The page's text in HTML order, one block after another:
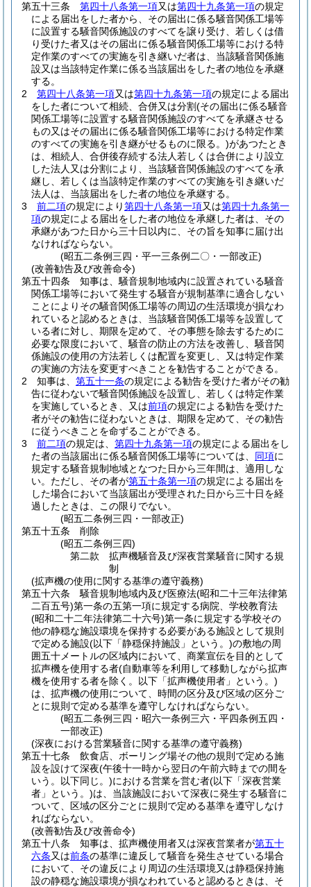
第五十三条
第四十八条第一項又は第四十九条第一項の規定
による届出をした者から、その届出に係る騒音関係工場等
に設置する騒音関係施設のすべてを譲り受け、若しくは借
り受けた者又はその届出に係る騒音関係工場等における特
定作業のすべての実施を引き継いだ者は、当該騒音関係施
設又は当該特定作業に係る当該届出をした者の地位を承継
する。
2
第四十八条第一項又は第四十九条第一項の規定による届出
をした者について相続、合併又は分割(その届出に係る騒音
関係工場等に設置する騒音関係施設のすべてを承継させる
もの又はその届出に係る騒音関係工場等における特定作業
のすべての実施を引き継がせるものに限る。)があつたとき
は、相続人、合併後存続する法人若しくは合併により設立
した法人又は分割により、当該騒音関係施設のすべてを承
継し、若しくは当該特定作業のすべての実施を引き継いだ
法人は、当該届出をした者の地位を承継する。
3
前二項の規定により第四十八条第一項又は第四十九条第一
項の規定による届出をした者の地位を承継した者は、その
承継があつた日から三十日以内に、その旨を知事に届け出
なければならない。
(昭五二条例三四・平一三条例二〇・一部改正)
(改善勧告及び改善命令)
第五十四条
知事は、騒音規制地域内に設置されている騒音
関係工場等において発生する騒音が規制基準に適合しない
ことによりその騒音関係工場等の周辺の生活環境が損なわ
れていると認めるときは、当該騒音関係工場等を設置して
いる者に対し、期限を定めて、その事態を除去するために
必要な限度において、騒音の防止の方法を改善し、騒音関
係施設の使用の方法若しくは配置を変更し、又は特定作業
の実施の方法を変更すべきことを勧告することができる。
2
知事は、 第五十一条の規定による勧告を受けた者がその勧
告に従わないで騒音関係施設を設置し、若しくは特定作業
を実施しているとき、又は前項の規定による勧告を受けた
者がその勧告に従わないときは、期限を定めて、その勧告
に従うべきことを命ずることができる。
3
前二項の規定は、 第四十九条第一項の規定による届出をし
た者の当該届出に係る騒音関係工場等については、 同項に
規定する騒音規制地域となつた日から三年間は、適用しな
い。 ただし、その者が第五十条第一項の規定による届出を
した場合において当該届出が受理された日から三十日を経
過したときは、この限りでない。
(昭五二条例三四・一部改正)
第五十五条
削除
(昭五二条例三四)
第二款
拡声機騒音及び深夜営業騒音に関する規
制
(拡声機の使用に関する基準の遵守義務)
第五十六条
騒音規制地域内及び医療法(昭和二十三年法律第
二百五号)第一条の五第一項に規定する病院、学校教育法
(昭和二十二年法律第二十六号)第一条に規定する学校その
他の静穏な施設環境を保持する必要がある施設として規則
で定める施設(以下「静穏保持施設」という。)の敷地の周
囲五十メートルの区域内において、商業宣伝を目的として
拡声機を使用する者(自動車等を利用して移動しながら拡声
機を使用する者を除く。以下「拡声機使用者」という。)
は、拡声機の使用について、時間の区分及び区域の区分ご
とに規則で定める基準を遵守しなければならない。
(昭五二条例三四・昭六一条例三六・平四条例五四・
一部改正)
(深夜における営業騒音に関する基準の遵守義務)
第五十七条
飲食店、ボーリング場その他の規則で定める施
設を設けて深夜(午後十一時から翌日の午前六時までの間を
いう。以下同じ。)における営業を営む者(以下「深夜営業
者」という。)は、当該施設において深夜に発生する騒音に
ついて、区域の区分ごとに規則で定める基準を遵守しなけ
ればならない。
(改善勧告及び改善命令)
第五十八条
知事は、拡声機使用者又は深夜営業者が第五十
六条又は前条の基準に違反して騒音を発生させている場合
において、その違反により周辺の生活環境又は静穏保持施
設の静穏な施設環境が損なわれていると認めるときは、そ